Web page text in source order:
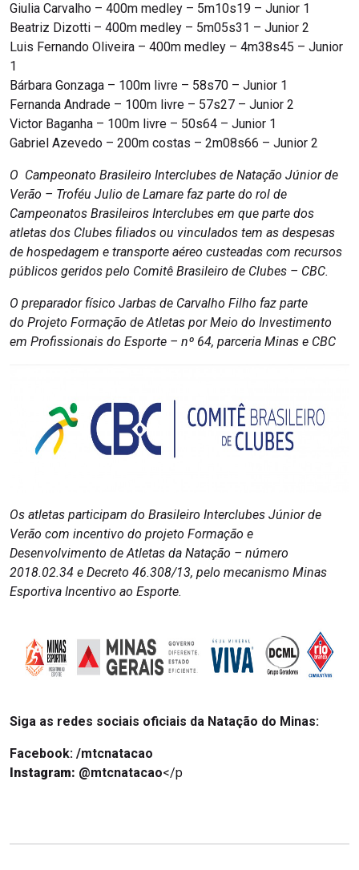
Giulia Carvalho – 400m medley – 5m10s19 – Junior 1
Beatriz Dizotti – 400m medley – 5m05s31 – Junior 2
Luis Fernando Oliveira – 400m medley – 4m38s45 – Junior
1
Bárbara Gonzaga – 100m livre – 58s70 – Junior 1
Fernanda Andrade – 100m livre – 57s27 – Junior 2
Victor Baganha – 100m livre – 50s64 – Junior 1
Gabriel Azevedo – 200m costas – 2m08s66 – Junior 2
O Campeonato Brasileiro Interclubes de Natação Júnior de
Verão – Troféu Julio de Lamare faz parte do rol de
Campeonatos Brasileiros Interclubes em que parte dos
atletas dos Clubes filiados ou vinculados tem as despesas
de hospedagem e transporte aéreo custeadas com recursos
públicos geridos pelo Comitê Brasileiro de Clubes – CBC.
O preparador físico Jarbas de Carvalho Filho faz parte
do Projeto Formação de Atletas por Meio do Investimento
em Profissionais do Esporte – nº 64, parceria Minas e CBC
Os atletas participam do Brasileiro Interclubes Júnior de
Verão com incentivo do projeto Formação e
Desenvolvimento de Atletas da Natação – número
2018.02.34 e Decreto 46.308/13, pelo mecanismo Minas
Esportiva Incentivo ao Esporte.
Siga as redes sociais oficiais da Natação do Minas:
Facebook: /mtcnatacao
Instagram: @mtcnatacao</p